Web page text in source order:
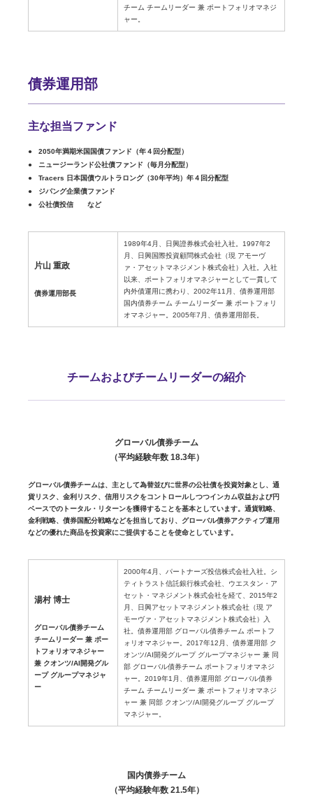
チーム チームリーダー 兼 ポートフォリオマネジ
ャー。
債券運用部
主な担当ファンド
2050年満期米国国債ファンド（年４回分配型）
ニュージーランド公社債ファンド（毎月分配型）
Tracers 日本国債ウルトラロング（30年平均）年４回分配型
ジパング企業債ファンド
公社債投信 など
片山 重政
債券運用部長
1989年4月、日興證券株式会社入社。1997年2
月、日興国際投資顧問株式会社（現 アモーヴ
ァ・アセットマネジメント株式会社）入社。入社
以来、ポートフォリオマネジャーとして一貫して
内外債運用に携わり、2002年11月、債券運用部
国内債券チーム チームリーダー 兼 ポートフォリ
オマネジャー。2005年7月、債券運用部長。
チームおよびチームリーダーの紹介
グローバル債券チーム
（平均経験年数 18.3年）
グローバル債券チームは、主として為替並びに世界の公社債を投資対象とし、通
貨リスク、金利リスク、信用リスクをコントロールしつつインカム収益および円
ベースでのトータル・リターンを獲得することを基本としています。通貨戦略、
金利戦略、債券国配分戦略などを担当しており、グローバル債券アクティブ運用
などの優れた商品を投資家にご提供することを使命としています。
湯村 博士
グローバル債券チーム
チームリーダー 兼 ポー
トフォリオマネジャー
兼 クオンツ/AI開発グル
ープ グループマネジャ
ー
2000年4月、パートナーズ投信株式会社入社。シ
ティトラスト信託銀行株式会社、ウエスタン・ア
セット・マネジメント株式会社を経て、2015年2
月、日興アセットマネジメント株式会社（現 ア
モーヴァ・アセットマネジメント株式会社）入
社。債券運用部 グローバル債券チーム ポートフ
ォリオマネジャー。2017年12月、債券運用部 ク
オンツ/AI開発グループ グループマネジャー 兼 同
部 グローバル債券チーム ポートフォリオマネジ
ャー。2019年1月、債券運用部 グローバル債券
チーム チームリーダー 兼 ポートフォリオマネジ
ャー 兼 同部 クオンツ/AI開発グループ グループ
マネジャー。
国内債券チーム
（平均経験年数 21.5年）